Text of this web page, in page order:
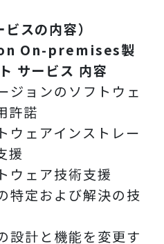
スの内容）
On-premises製
サービス 内容
ジョンのソフトウェ
許諾
ウェアインストレー
援
ウェア技術支援
特定および解決の技
設計と機能を変更す